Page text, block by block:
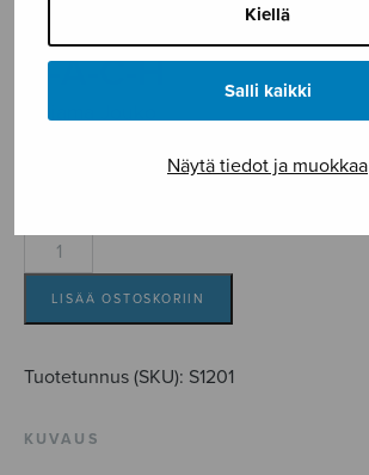
Kiellä
Salli kaikki
Näytä tiedot ja muokkaa
Sonatina supra
B-A-C-H
Linjama Jouko
Sonatina
supra
A-
LISÄÄ OSTOSKORIIN
Tuotetunnus (SKU): S1201
KUVAUS